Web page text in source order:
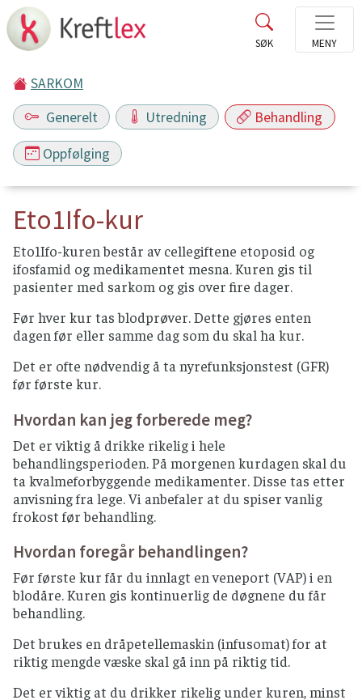
SARKOM
Generelt
Utredning Behandling
Oppfølging
Eto1Ifo-kur
Eto1Ifo-kuren består av cellegiftene etoposid og
ifosfamid og medikamentet mesna. Kuren gis til
pasienter med sarkom og gis over fire dager.
Før hver kur tas blodprøver. Dette gjøres enten
dagen før eller samme dag som du skal ha kur.
Det er ofte nødvendig å ta nyrefunksjonstest (GFR)
før første kur.
Hvordan kan jeg forberede meg?
Det er viktig å drikke rikelig i hele
behandlingsperioden. På morgenen kurdagen skal du
ta kvalmeforbyggende medikamenter. Disse tas etter
anvisning fra lege. Vi anbefaler at du spiser vanlig
frokost før behandling.
Hvordan foregår behandlingen?
Før første kur får du innlagt en veneport (VAP) i en
blodåre.Kuren gis kontinuerlig de døgnene du får
behandling.
Det brukes en dråpetellemaskin (infusomat) for at
riktig mengde væske skal gå inn på riktig tid.
Det er viktig at du drikker rikelig under kuren, minst